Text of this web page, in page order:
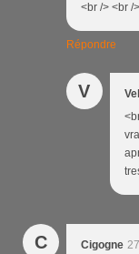
<br /> <br />
Répondre
V
C Cigogne